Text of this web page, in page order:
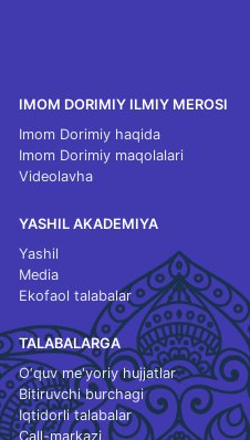
IMOM DORIMIY ILMIY MEROSI
Imom Dorimiy haqida
Imom Dorimiy maqolalari
Videolavha
YASHIL AKADEMIYA
Yashil
Media
Ekofaol talabalar
TALABALARGA
O‘quv me'yoriy hujjatlar
Bitiruvchi burchagi
Iqtidorli talabalar
Call-markazi